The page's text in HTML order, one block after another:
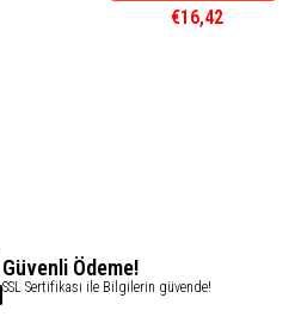
€16,42
Güvenli Ödeme!
SSL Sertifikası ile Bilgilerin güvende!